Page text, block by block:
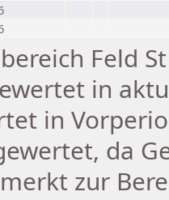
Feld
in
in
da
zur